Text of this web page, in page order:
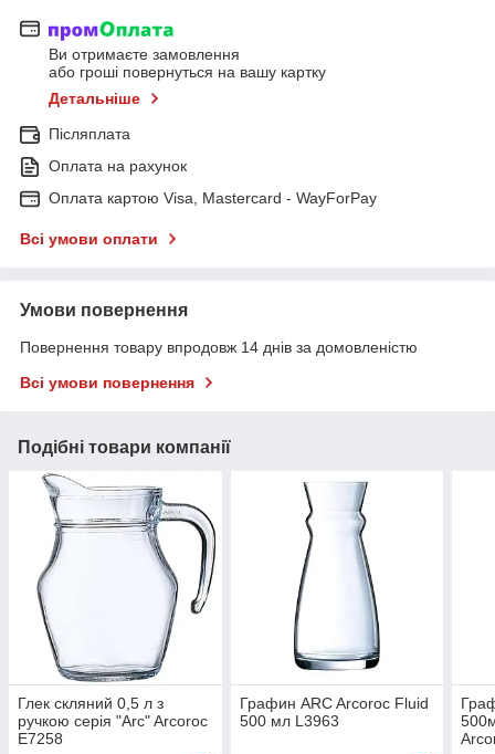
Ви отримаєте замовлення
або гроші повернуться на вашу картку
Детальніше
Післяплата
Оплата на рахунок
Оплата картою Visa, Mastercard - WayForPay
Всі умови оплати
Умови повернення
Повернення товару впродовж 14 днів за домовленістю
Всі умови повернення
Подібні товари компанії
Глек скляний 0,5 л з
ручкою серія "Arc" Arcoroc
E7258
Графин ARC Arcoroc Fluid
500 мл L3963